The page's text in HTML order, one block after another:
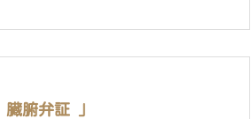
腑弁証 」